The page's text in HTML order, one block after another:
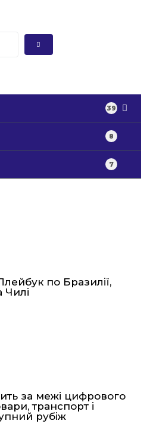
39
8
7
по Бразилії,
Чилі
за межі цифрового
транспорт і
рубіж